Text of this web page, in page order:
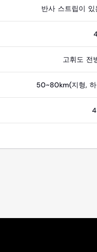
반사 스트립이
고휘도 전
50~80km(지형,